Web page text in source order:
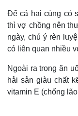
Để cả hai cùng có
thì vợ chồng nên
ngày, chú ý rèn
có liên quan nhiều
Ngoài ra trong ăn
hải sản giàu chất
vitamin E (chống